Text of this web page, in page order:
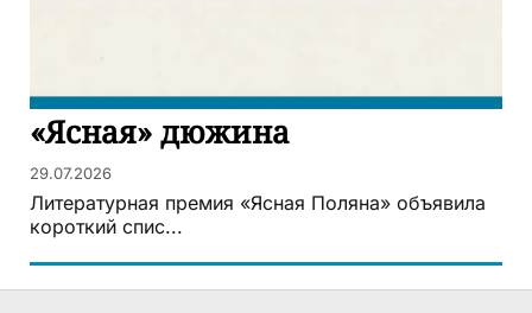
«Ясная» дюжина
29.07.2026
Литературная премия «Ясная Поляна» объявила
короткий спис...